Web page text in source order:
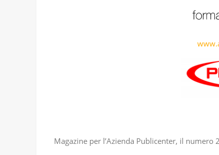
Magazine per l’Azienda Publicenter, il